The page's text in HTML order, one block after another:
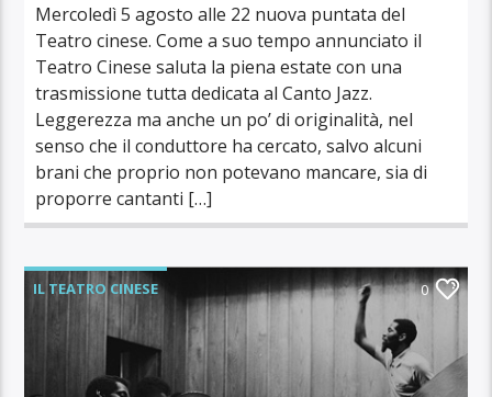
Mercoledì 5 agosto alle 22 nuova puntata del
Teatro cinese. Come a suo tempo annunciato il
Teatro Cinese saluta la piena estate con una
trasmissione tutta dedicata al Canto Jazz.
Leggerezza ma anche un po’ di originalità, nel
senso che il conduttore ha cercato, salvo alcuni
brani che proprio non potevano mancare, sia di
proporre cantanti […]
IL TEATRO CINESE 0